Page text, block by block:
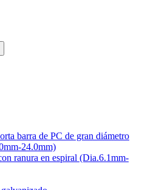
barra de PC de gran diámetro
24.0mm)
ranura en espiral (Dia.6.1mm-